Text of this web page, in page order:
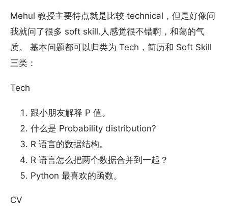
Mehul 教授主要特点就是比较 technical，但是好像问
我就问了很多 soft skill.人感觉很不错啊，和蔼的气
质。 基本问题都可以归类为 Tech，简历和 Soft Skill
三类：
Tech
跟小朋友解释 P 值。
什么是 Probability distribution?
R 语言的数据结构。
R 语言怎么把两个数据合并到一起？
Python 最喜欢的函数。
CV